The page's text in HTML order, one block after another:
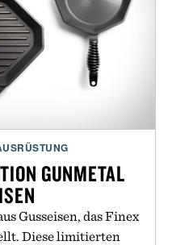
GUNMETAL
Gusseisen, das Finex
Diese limitierten